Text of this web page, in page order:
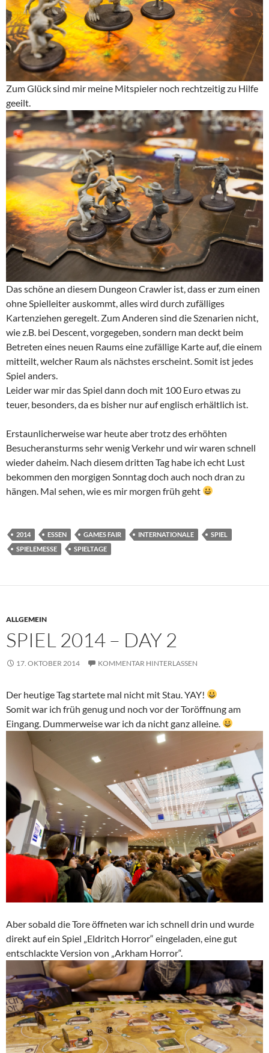
Zum Glück sind mir meine Mitspieler noch rechtzeitig zu Hilfe
geeilt.
Das schöne an diesem Dungeon Crawler ist, dass er zum einen
ohne Spielleiter auskommt, alles wird durch zufälliges
Kartenziehen geregelt. Zum Anderen sind die Szenarien nicht,
wie z.B. bei Descent, vorgegeben, sondern man deckt beim
Betreten eines neuen Raums eine zufällige Karte auf, die einem
mitteilt, welcher Raum als nächstes erscheint. Somit ist jedes
Spiel anders.
Leider war mir das Spiel dann doch mit 100 Euro etwas zu
teuer, besonders, da es bisher nur auf englisch erhältlich ist.
Erstaunlicherweise war heute aber trotz des erhöhten
Besucheransturms sehr wenig Verkehr und wir waren schnell
wieder daheim. Nach diesem dritten Tag habe ich echt Lust
bekommen den morgigen Sonntag doch auch noch dran zu
hängen. Mal sehen, wie es mir morgen früh geht
2014 ESSEN GAMES FAIR INTERNATIONALE
SPIEL
SPIELEMESSE
SPIELTAGE
ALLGEMEIN
SPIEL 2014 – DAY 2
17. OKTOBER 2014 KOMMENTAR HINTERLASSEN
Der heutige Tag startete mal nicht mit Stau. YAY!
Somit war ich früh genug und noch vor der Toröffnung am
Eingang. Dummerweise war ich da nicht ganz alleine.
Aber sobald die Tore öffneten war ich schnell drin und wurde
direkt auf ein Spiel „Eldritch Horror“ eingeladen, eine gut
entschlackte Version von „Arkham Horror“.